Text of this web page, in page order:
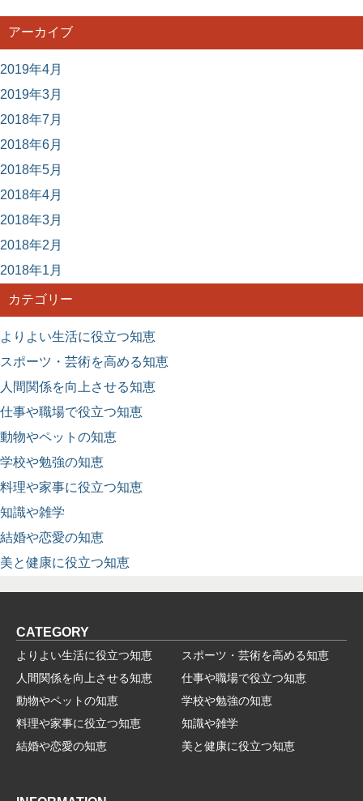
アーカイブ
2019年4月
2019年3月
2018年7月
2018年6月
2018年5月
2018年4月
2018年3月
2018年2月
2018年1月
カテゴリー
よりよい生活に役立つ知恵
スポーツ・芸術を高める知恵
人間関係を向上させる知恵
仕事や職場で役立つ知恵
動物やペットの知恵
学校や勉強の知恵
料理や家事に役立つ知恵
知識や雑学
結婚や恋愛の知恵
美と健康に役立つ知恵
CATEGORY
よりよい生活に役立つ知恵
スポーツ・芸術を高める知恵
人間関係を向上させる知恵
仕事や職場で役立つ知恵
動物やペットの知恵
学校や勉強の知恵
料理や家事に役立つ知恵
知識や雑学
結婚や恋愛の知恵
美と健康に役立つ知恵